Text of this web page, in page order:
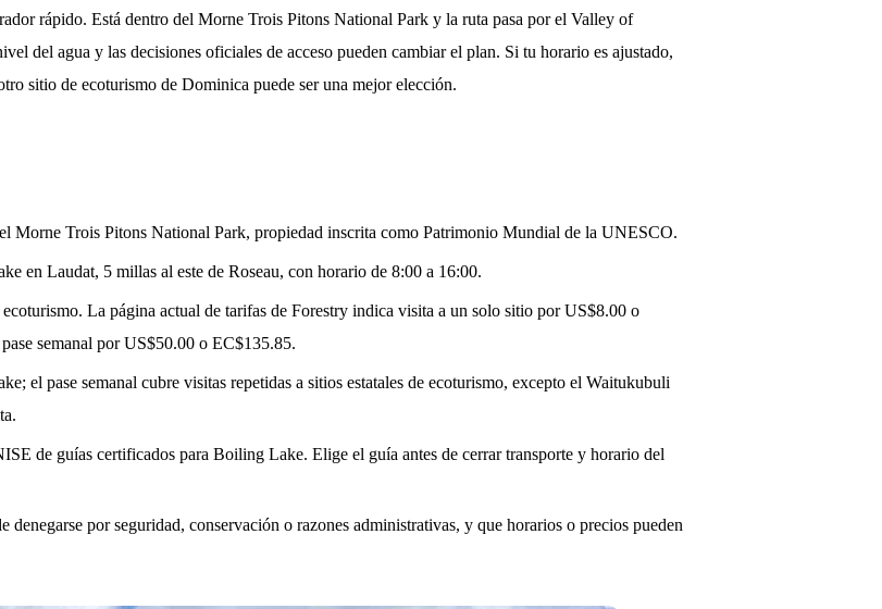
rápido. Está dentro del Morne Trois Pitons National Park y la ruta pasa por el Valley of
del agua y las decisiones oficiales de acceso pueden cambiar el plan. Si tu horario es ajustado,
sitio de ecoturismo de Dominica puede ser una mejor elección.
Morne Trois Pitons National Park, propiedad inscrita como Patrimonio Mundial de la UNESCO.
en Laudat, 5 millas al este de Roseau, con horario de 8:00 a 16:00.
La página actual de tarifas de Forestry indica visita a un solo sitio por US$8.00 o
semanal por US$50.00 o EC$135.85.
el pase semanal cubre visitas repetidas a sitios estatales de ecoturismo, excepto el Waitukubuli
de guías certificados para Boiling Lake. Elige el guía antes de cerrar transporte y horario del
denegarse por seguridad, conservación o razones administrativas, y que horarios o precios pueden